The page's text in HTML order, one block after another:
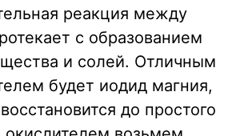
реакция между
с образованием
и солей. Отличным
будет иодид магния,
до простого